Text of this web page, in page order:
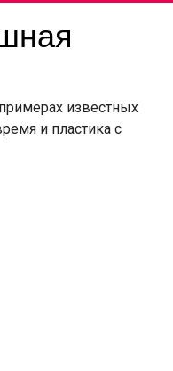
известных
и пластика с